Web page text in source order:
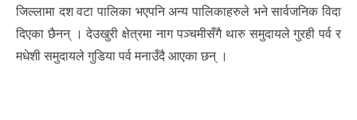
जिल्लामा दश वटा पालिका भएपनि अन्य पालिकाहरुले भने सार्वजनिक विदा
दिएका छैनन् । देउखुरी क्षेत्रमा नाग पञ्चमीसँगै थारु समुदायले गुरही पर्व र
मधेशी समुदायले गुडिया पर्व मनाउँदै आएका छन् ।